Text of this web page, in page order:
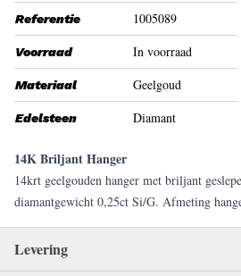
Referentie 1005089
Voorraad In voorraad
Materiaal Geelgoud
Edelsteen Diamant
14K Briljant Hanger
14krt geelgouden hanger met briljant
diamantgewicht 0,25ct Si/G. Afmeting
Levering